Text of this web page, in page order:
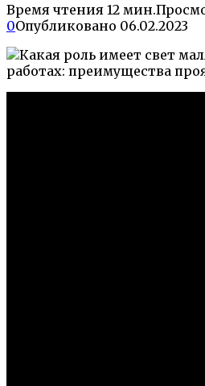
Время чтения 12 мин.
0Опубликовано 06.02.2023